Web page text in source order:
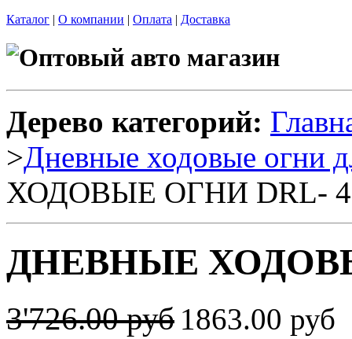
Каталог | О компании | Оплата | Доставка
Дерево категорий:
>Дневные ходовые огни
ХОДОВЫЕ ОГНИ DRL-
ДНЕВНЫЕ
3'726.00 руб 1863.00 руб